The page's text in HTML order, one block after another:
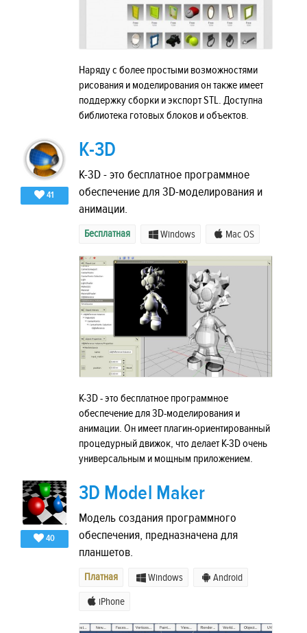
Наряду с более простыми возможностями
рисования и моделирования он также имеет
поддержку сборки и экспорт STL. Доступна
библиотека готовых блоков и объектов.
41
K-3D
K-3D - это бесплатное программное
обеспечение для 3D-моделирования и
анимации.
Бесплатная Windows Mac OS
K-3D - это бесплатное программное
обеспечение для 3D-моделирования и
анимации. Он имеет плагин-ориентированный
процедурный движок, что делает K-3D очень
универсальным и мощным приложением.
40
3D Model Maker
Модель создания программного
обеспечения, предназначена для
планшетов.
Платная Windows Android
iPhone